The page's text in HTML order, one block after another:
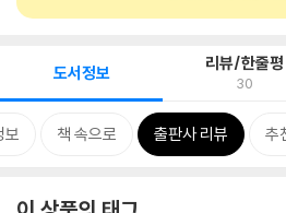
도서정보 리뷰/한줄평
30
보 책 속으로 출판사 리뷰 추